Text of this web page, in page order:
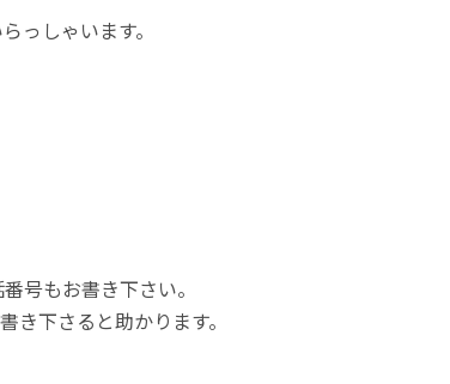
っしゃいます。
号もお書き下さい。
き下さると助かります。